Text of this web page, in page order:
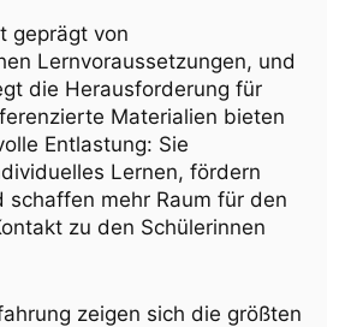
geprägt von
Lernvoraussetzungen, und
die Herausforderung für
Materialien bieten
Entlastung: Sie
Lernen, fördern
schaffen mehr Raum für den
zu den Schülerinnen
zeigen sich die größten